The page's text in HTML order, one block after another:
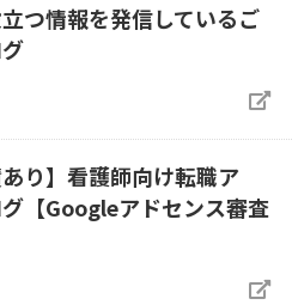
つ情報を発信しているご
あり】看護師向け転職ア
【Googleアドセンス審査